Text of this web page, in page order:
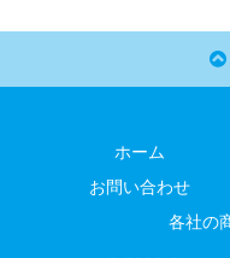
ホーム
お問い合わせ
各社の